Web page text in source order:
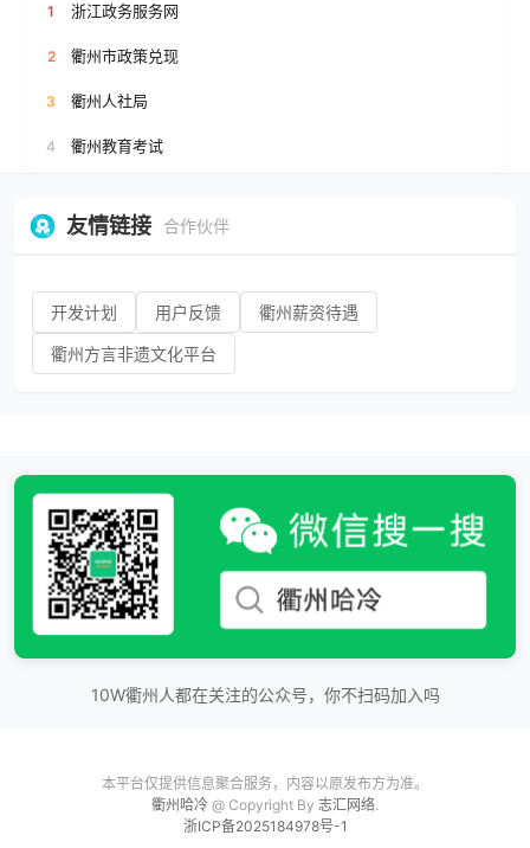
1 浙江政务服务网
2 衢州市政策兑现
3 衢州人社局
4 衢州教育考试
友情链接 合作伙伴
开发计划 用户反馈 衢州薪资待遇
衢州方言非遗文化平台
10W衢州人都在关注的公众号，你不扫码加入吗
本平台仅提供信息聚合服务，内容以原发布方为准。
衢州哈冷 @ Copyright By 志汇网络.
浙ICP备2025184978号-1